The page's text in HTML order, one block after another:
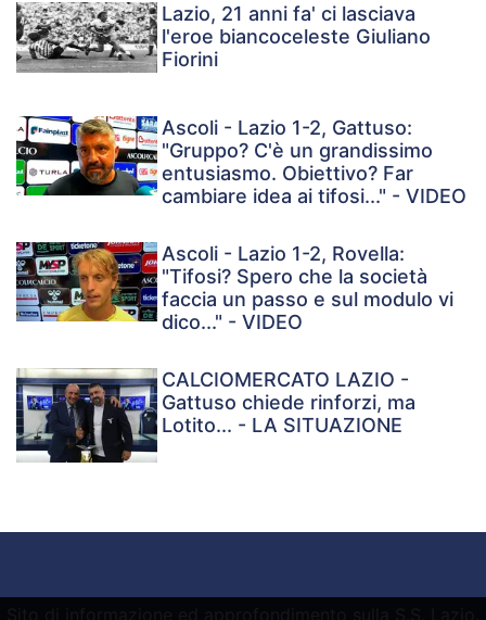
Lazio, 21 anni fa' ci lasciava
l'eroe biancoceleste Giuliano
Fiorini
Ascoli - Lazio 1-2, Gattuso:
"Gruppo? C'è un grandissimo
entusiasmo. Obiettivo? Far
cambiare idea ai tifosi..." - VIDEO
Ascoli - Lazio 1-2, Rovella:
"Tifosi? Spero che la società
faccia un passo e sul modulo vi
dico..." - VIDEO
CALCIOMERCATO LAZIO -
Gattuso chiede rinforzi, ma
Lotito... - LA SITUAZIONE